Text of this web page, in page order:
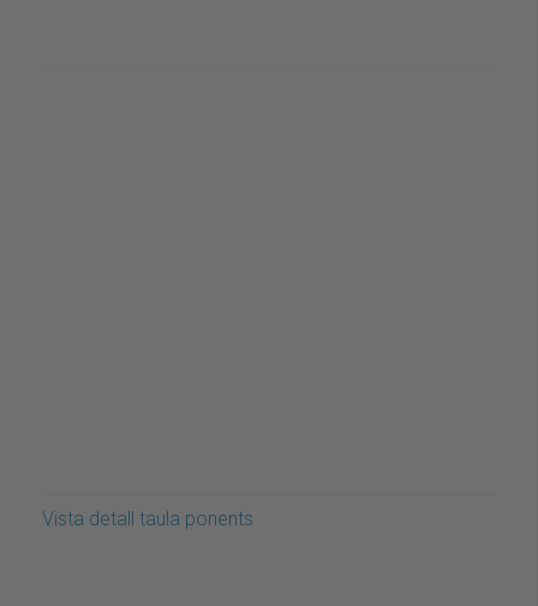
Vista detall taula ponents